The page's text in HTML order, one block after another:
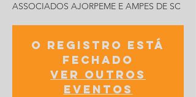
ASSOCIADOS AJORPEME E AMPES DE SC
O registro está
fechado
Ver outros
eventos